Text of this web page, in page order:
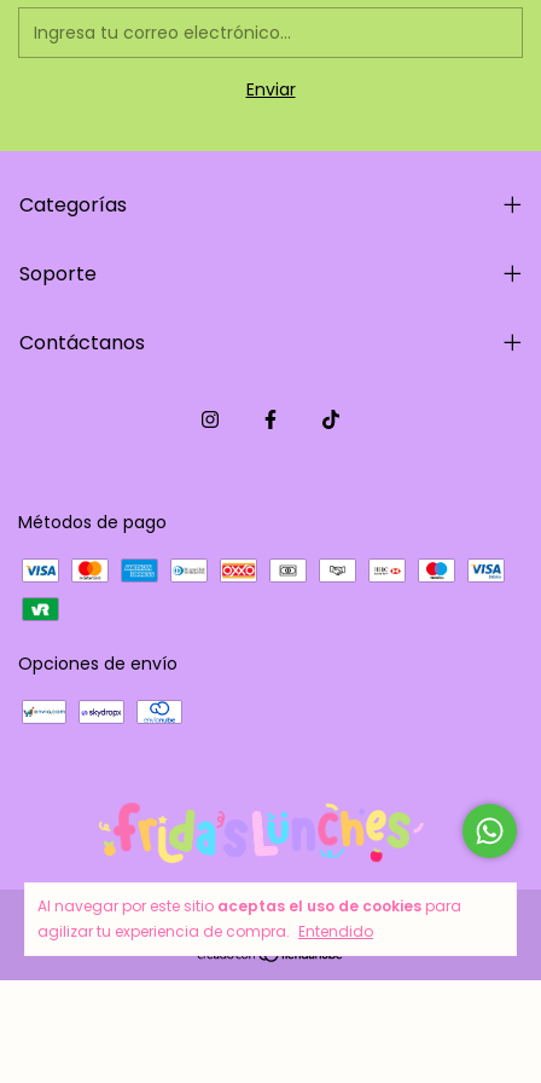
Al navegar por este sitio aceptas el uso de cookies para
agilizar tu experiencia de compra. Entendido
Categorías
Soporte
Contáctanos
Métodos de pago
Opciones de envío
Copyright Frida´s Lunches - 2026. Todos los derechos reservados.